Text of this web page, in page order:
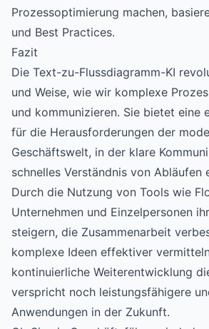
Prozessoptimierung machen,
und Best Practices.
Fazit
Die Text-zu-Flussdiagramm-KI
und Weise, wie wir komplexe
und kommunizieren. Sie bietet eine
für die Herausforderungen der
Geschäftswelt, in der klare
schnelles Verständnis von Abläufen
Durch die Nutzung von Tools wie
Unternehmen und Einzelpersonen
steigern, die Zusammenarbeit
komplexe Ideen effektiver
kontinuierliche Weiterentwicklung
verspricht noch leistungsfähigere
Anwendungen in der Zukunft.